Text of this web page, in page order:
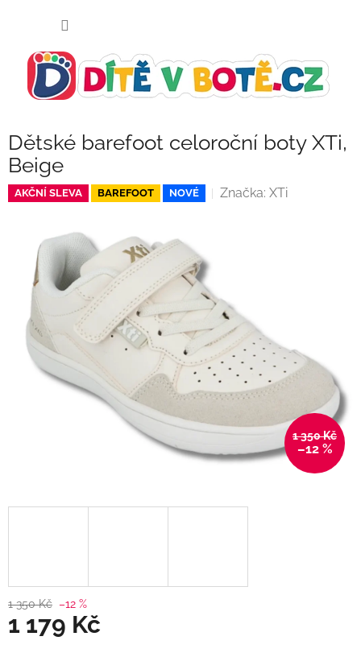
Dětské barefoot celoroční boty XTi,
Beige
AKČNÍ SLEVA BAREFOOT NOVÉ Značka: XTi
1 350 Kč
–12 %
1 350 Kč –12 %
1 179 Kč